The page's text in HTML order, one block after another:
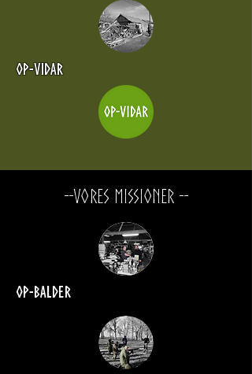
Op-vidar
--Vores Missioner --
Op-Balder